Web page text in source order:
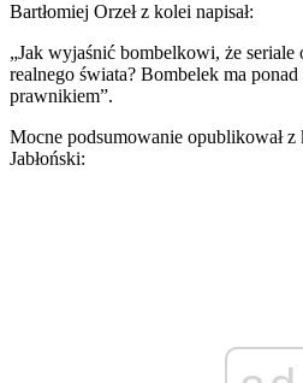
Bartłomiej Orzeł z kolei napisał:
„Jak wyjaśnić bombelkowi, że seriale
realnego świata? Bombelek ma
prawnikiem”.
Mocne podsumowanie opublikował z
Jabłoński: